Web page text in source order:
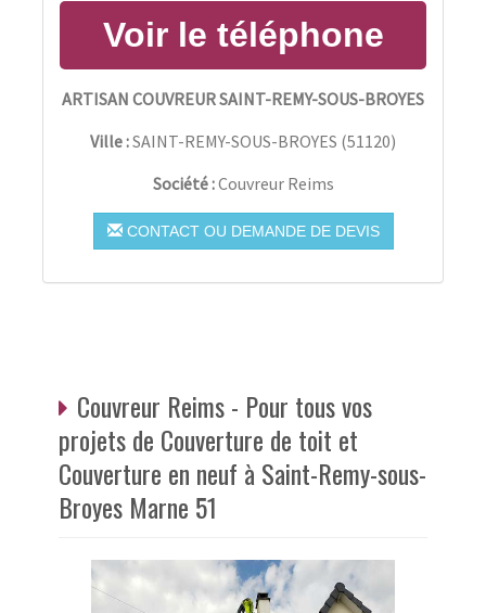
ARTISAN COUVREUR SAINT-REMY-SOUS-BROYES
Ville :SAINT-REMY-SOUS-BROYES (51120)
Société :Couvreur Reims
CONTACT OU DEMANDE DE DEVIS
Couvreur Reims - Pour tous vos
projets de Couverture de toit et
Couverture en neuf à Saint-Remy-sous-
Broyes Marne 51